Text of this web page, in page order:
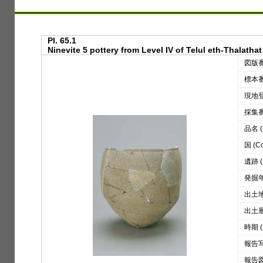
Pl. 65.1
Ninevite 5 pottery from Level IV of Telul eth-Thalathat
図版
標本
現地
採集
品名
国
遺跡
発掘
出土
出土
時期
報告
報告